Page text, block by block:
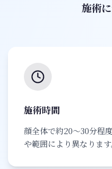
施術
施術時間
顔全体で約20〜30分程
や範囲により異なります